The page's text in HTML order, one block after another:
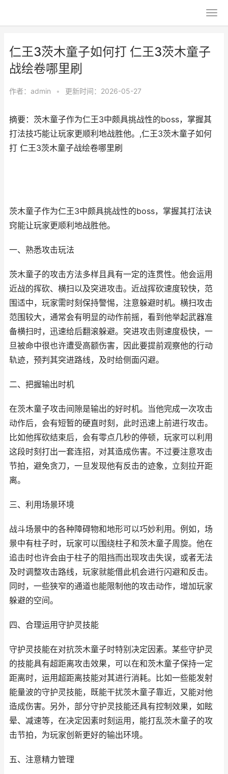
仁王3茨木童子如何打 仁王3茨木童子
战绘卷哪里刷
作者： admin • 更新时间：2026-05-27
摘要：茨木童子作为仁王3中颇具挑战性的boss，掌握其
打法技巧能让玩家更顺利地战胜他。,仁王3茨木童子如何
打 仁王3茨木童子战绘卷哪里刷
茨木童子作为仁王3中颇具挑战性的boss，掌握其打法诀
窍能让玩家更顺利地战胜他。
一、熟悉攻击玩法
茨木童子的攻击方法多样且具有一定的连贯性。他会运用
近战的挥砍、横扫以及突进攻击。近战挥砍速度较快，范
围适中，玩家需时刻保持警惕，注意躲避时机。横扫攻击
范围较大，通常会有明显的动作前摇，看到他举起武器准
备横扫时，迅速给后翻滚躲避。突进攻击则速度极快，一
旦被命中很也许遭受高额伤害，因此要提前观察他的行动
轨迹，预判其突进路线，及时给侧面闪避。
二、把握输出时机
在茨木童子攻击间隙是输出的好时机。当他完成一次攻击
动作后，会有短暂的硬直时刻，此时迅速上前进行攻击。
比如他挥砍结束后，会有零点几秒的停顿，玩家可以利用
这段时刻打出一套连招，对其造成伤害。不过要注意攻击
节拍，避免贪刀，一旦发现他有反击的迹象，立刻拉开距
离。
三、利用场景环境
战斗场景中的各种障碍物和地形可以巧妙利用。例如，场
景中有柱子时，玩家可以围绕柱子和茨木童子周旋。他在
追击时也许会由于柱子的阻挡而出现攻击失误，或者无法
及时调整攻击路线，玩家就能借此机会进行闪避和反击。
同时，一些狭窄的通道也能限制他的攻击动作，增加玩家
躲避的空间。
四、合理运用守护灵技能
守护灵技能在对抗茨木童子时特别决定因素。某些守护灵
的技能具有超距离攻击效果，可以在和茨木童子保持一定
距离时，运用超距离技能对其进行消耗。比如一些能发射
能量波的守护灵技能，既能干扰茨木童子靠近，又能对他
造成伤害。另外，部分守护灵技能还具有控制效果，如眩
晕、减速等，在决定因素时刻运用，能打乱茨木童子的攻
击节拍，为玩家创新更好的输出环境。
五、注意精力管理